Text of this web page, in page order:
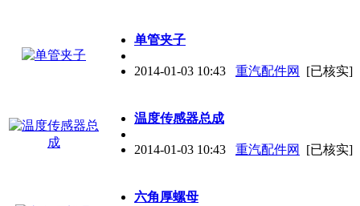
单管夹子
2014-01-03 10:43 重汽配件网 [已核实]
温度传感器总成
2014-01-03 10:43 重汽配件网 [已核实]
六角厚螺母